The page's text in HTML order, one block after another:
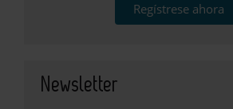
Regístrese ahora
Newsletter